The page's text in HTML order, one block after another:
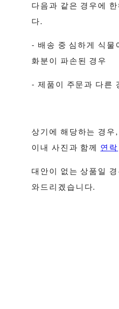
다음과 같은 경우에
다.
- 배송 중 심하게 식물
화분이 파손된 경우
- 제품이 주문과 다른
상기에 해당하는 경우
이내 사진과 함께 연락
대안이 없는 상품일
와드리겠습니다.